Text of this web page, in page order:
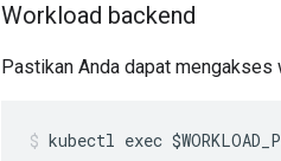
Workload backend
Pastikan Anda dapat mengakses
kubectl exec